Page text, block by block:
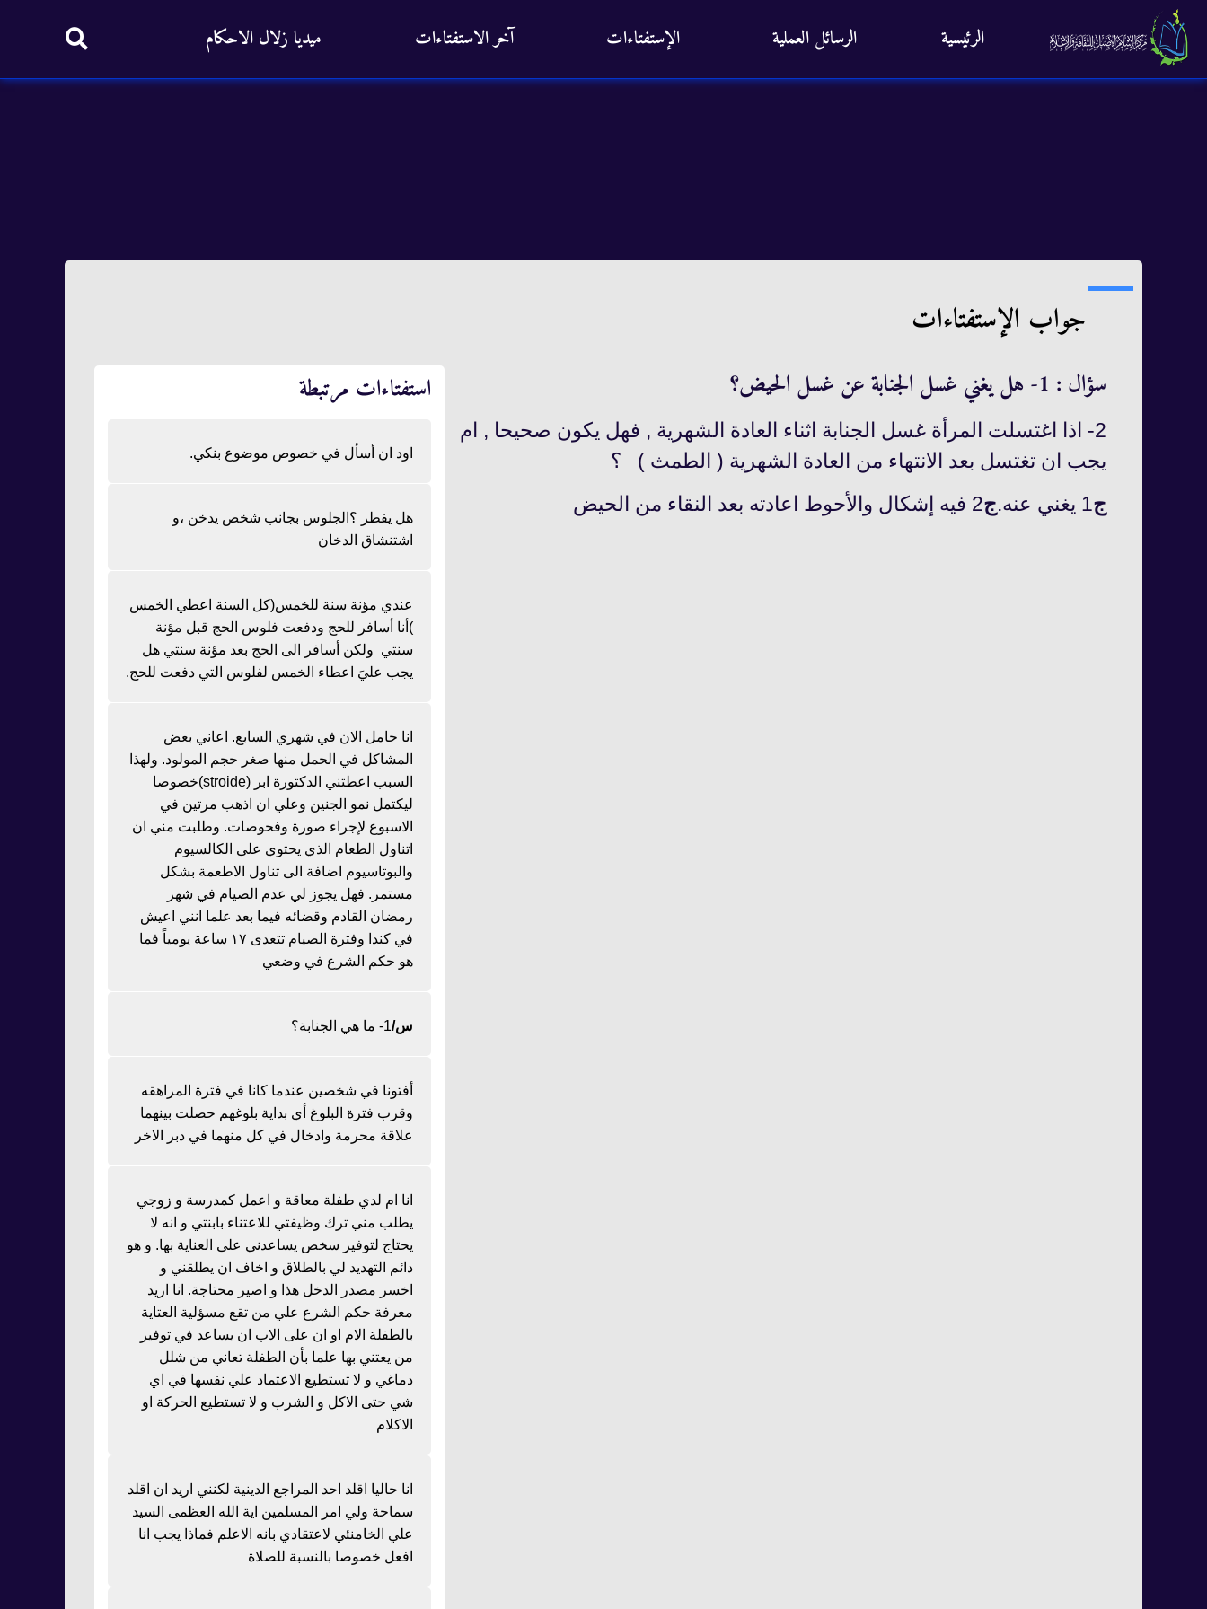
الرئيسية الرسائل العملية الإستفتاءات آخر الاستفتاءات ميديا زلال الاحكام
جواب الإستفتاءات
سؤال : 1- هل يغني غسل الجنابة عن غسل الحيض؟
2- اذا اغتسلت المرأة غسل الجنابة اثناء العادة الشهرية , فهل يكون صحيحا , ام
يجب ان تغتسل بعد الانتهاء من العادة الشهرية ( الطمث ) ؟
ج1 يغني عنه. ج2 فيه إشكال والأحوط اعادته بعد النقاء من الحيض
استفتاءات مرتبطة
اود ان أسأل في خصوص موضوع بنكي.
هل يفطر ؟الجلوس بجانب شخص يدخن ،و
اشتنشاق الدخان
عندي مؤنة سنة للخمس(كل السنة اعطي الخمس
)أنا أسافر للحج ودفعت فلوس الحج قبل مؤنة
سنتي ولكن أسافر الى الحج بعد مؤنة سنتي هل
يجب عليَ اعطاء الخمس لفلوس التي دفعت للحج.
انا حامل الان في شهري السابع. اعاني بعض
المشاكل في الحمل منها صغر حجم المولود. ولهذا
السبب اعطتني الدكتورة ابر (stroide)خصوصا
ليكتمل نمو الجنين وعلي ان اذهب مرتين في
الاسبوع لإجراء صورة وفحوصات. وطلبت مني ان
اتناول الطعام الذي يحتوي على الكالسيوم
والبوتاسيوم اضافة الى تناول الاطعمة بشكل
مستمر. فهل يجوز لي عدم الصيام في شهر
رمضان القادم وقضائه فيما بعد علما انني اعيش
في كندا وفترة الصيام تتعدى ١٧ ساعة يومياً فما
هو حكم الشرع في وضعي
س/1- ما هي الجنابة؟
أفتونا في شخصين عندما كانا في فترة المراهقه
وقرب فترة البلوغ أي بداية بلوغهم حصلت بينهما
علاقة محرمة وادخال في كل منهما في دبر الاخر
انا ام لدي طفلة معاقة و اعمل كمدرسة و زوجي
يطلب مني ترك وظيفتي للاعتناء بابنتي و انه لا
يحتاج لتوفير سخص يساعدني على العناية بها. و هو
دائم التهديد لي بالطلاق و اخاف ان يطلقني و
اخسر مصدر الدخل هذا و اصير محتاجة. انا اريد
معرفة حكم الشرع علي من تقع مسؤلية العتاية
بالطفلة الام او ان على الاب ان يساعد في توفير
من يعتني بها علما بأن الطفلة تعاني من شلل
دماغي و لا تستطيع الاعتماد علي نفسها في اي
شي حتى الاكل و الشرب و لا تستطيع الحركة او
الاكلام
انا حاليا اقلد احد المراجع الدينية لكنني اريد ان اقلد
سماحة ولي امر المسلمين اية الله العظمى السيد
علي الخامنئي لاعتقادي بانه الاعلم فماذا يجب انا
افعل خصوصا بالنسبة للصلاة